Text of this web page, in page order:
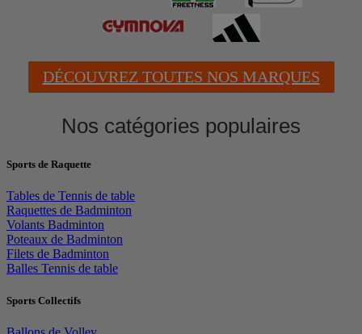
DÉCOUVREZ TOUTES NOS MARQUES
Nos catégories populaires
Sports de Raquette
Tables de Tennis de table
Raquettes de Badminton
Volants Badminton
Poteaux de Badminton
Filets de Badminton
Balles Tennis de table
Sports Collectifs